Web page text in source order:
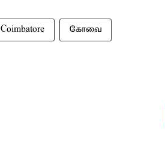
Coimbatore கோவை